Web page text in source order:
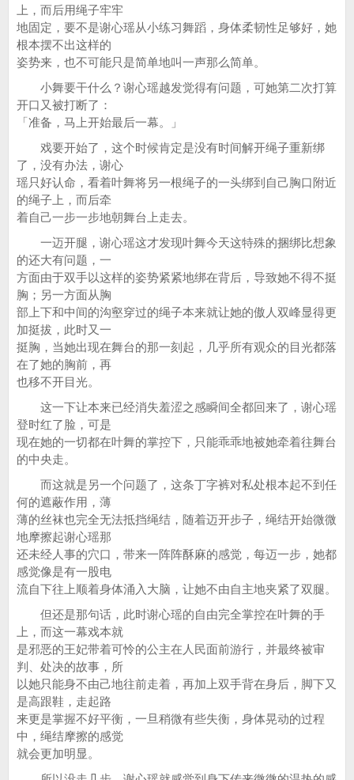
上，而后用绳子牢牢
地固定，要不是谢心瑶从小练习舞蹈，身体柔韧性足够好，她
根本摆不出这样的
姿势来，也不可能只是简单地叫一声那么简单。
小舞要干什么？谢心瑶越发觉得有问题，可她第二次打算
开口又被打断了：
「准备，马上开始最后一幕。」
戏要开始了，这个时候肯定是没有时间解开绳子重新绑
了，没有办法，谢心
瑶只好认命，看着叶舞将另一根绳子的一头绑到自己胸口附近
的绳子上，而后牵
着自己一步一步地朝舞台上走去。
一迈开腿，谢心瑶这才发现叶舞今天这特殊的捆绑比想象
的还大有问题，一
方面由于双手以这样的姿势紧紧地绑在背后，导致她不得不挺
胸；另一方面从胸
部上下和中间的沟壑穿过的绳子本来就让她的傲人双峰显得更
加挺拔，此时又一
挺胸，当她出现在舞台的那一刻起，几乎所有观众的目光都落
在了她的胸前，再
也移不开目光。
这一下让本来已经消失羞涩之感瞬间全都回来了，谢心瑶
登时红了脸，可是
现在她的一切都在叶舞的掌控下，只能乖乖地被她牵着往舞台
的中央走。
而这就是另一个问题了，这条丁字裤对私处根本起不到任
何的遮蔽作用，薄
薄的丝袜也完全无法抵挡绳结，随着迈开步子，绳结开始微微
地摩擦起谢心瑶那
还未经人事的穴口，带来一阵阵酥麻的感觉，每迈一步，她都
感觉像是有一股电
流自下往上顺着身体涌入大脑，让她不由自主地夹紧了双腿。
但还是那句话，此时谢心瑶的自由完全掌控在叶舞的手
上，而这一幕戏本就
是邪恶的王妃带着可怜的公主在人民面前游行，并最终被审
判、处决的故事，所
以她只能身不由己地往前走着，再加上双手背在身后，脚下又
是高跟鞋，走起路
来更是掌握不好平衡，一旦稍微有些失衡，身体晃动的过程
中，绳结摩擦的感觉
就会更加明显。